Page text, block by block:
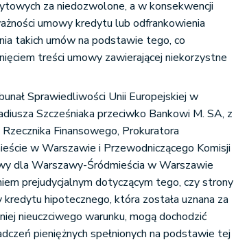
za niedozwolone, a w konsekwencji
umowy kredytu lub odfrankowienia
takich umów na podstawie tego, co
treści umowy zawierającej niekorzystne
Sprawiedliwości Unii Europejskiej w
Szcześniaka przeciwko Bankowi M. SA, z
Finansowego, Prokuratora
w Warszawie i Przewodniczącego Komisji
dla Warszawy-Śródmieścia w Warszawie
prejudycjalnym dotyczącym tego, czy strony
hipotecznego, która została uznana za
nieuczciwego warunku, mogą dochodzić
pieniężnych spełnionych na podstawie tej